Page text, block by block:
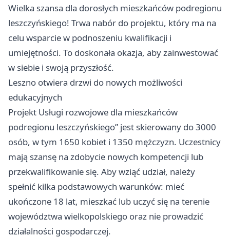
Wielka szansa dla dorosłych mieszkańców podregionu
leszczyńskiego! Trwa nabór do projektu, który ma na
celu wsparcie w podnoszeniu kwalifikacji i
umiejętności. To doskonała okazja, aby zainwestować
w siebie i swoją przyszłość.
Leszno otwiera drzwi do nowych możliwości
edukacyjnych
Projekt Usługi rozwojowe dla mieszkańców
podregionu leszczyńskiego” jest skierowany do 3000
osób, w tym 1650 kobiet i 1350 mężczyzn. Uczestnicy
mają szansę na zdobycie nowych kompetencji lub
przekwalifikowanie się. Aby wziąć udział, należy
spełnić kilka podstawowych warunków: mieć
ukończone 18 lat, mieszkać lub uczyć się na terenie
województwa wielkopolskiego oraz nie prowadzić
działalności gospodarczej.